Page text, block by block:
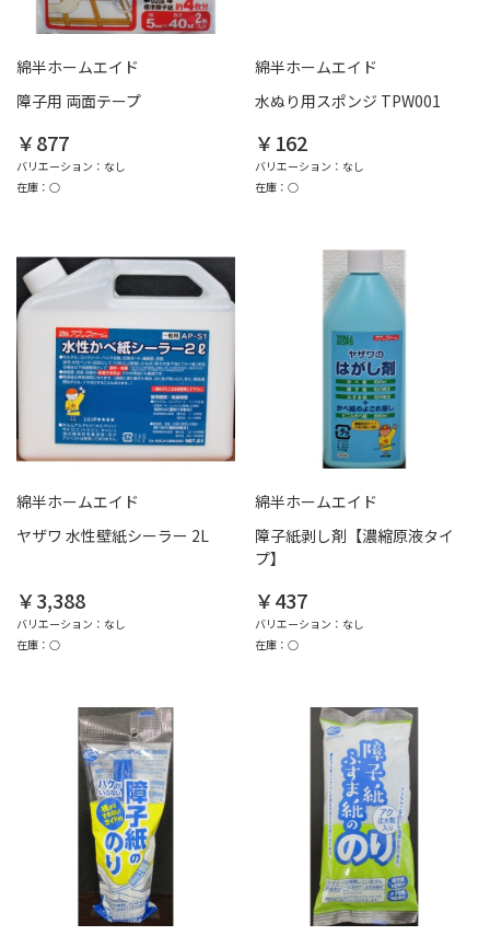
綿半ホームエイド
障子用 両面テープ
￥877
バリエーション：なし
在庫：○
綿半ホームエイド
水ぬり用スポンジ TPW001
￥162
バリエーション：なし
在庫：○
綿半ホームエイド
ヤザワ 水性壁紙シーラー 2L
￥3,388
バリエーション：なし
在庫：○
綿半ホームエイド
障子紙剥し剤【濃縮原液タイ
プ】
￥437
バリエーション：なし
在庫：○